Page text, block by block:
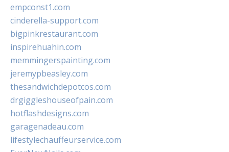
empconst1.com
cinderella-support.com
bigpinkrestaurant.com
inspirehuahin.com
memmingerspainting.com
jeremypbeasley.com
thesandwichdepotcos.com
drgiggleshouseofpain.com
hotflashdesigns.com
garagenadeau.com
lifestylechauffeurservice.com